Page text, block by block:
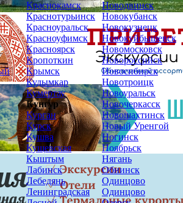
Краснокамск
Краснотурьинск
Красноуральск
Красноуфимск
Красноярск
Кропоткин
Крымск
Кудымкар
Кумертау
Кунгур
Курган
Курск
Кушва
Кущевская
Кыштым
Лабинск
Лебедянь
Ленинградская
Новодвинск
Новокубанск
Новокузнецк
Новокуйбышевск
Новомосковск
Новороссийск
Новосибирск
Новотроицк
Новоуральск
Новочеркасск
Новошахтинск
Новый Уренгой
Ногинск
Ноябрьск
Нягань
Обнинск
Одинцово
Одинцово